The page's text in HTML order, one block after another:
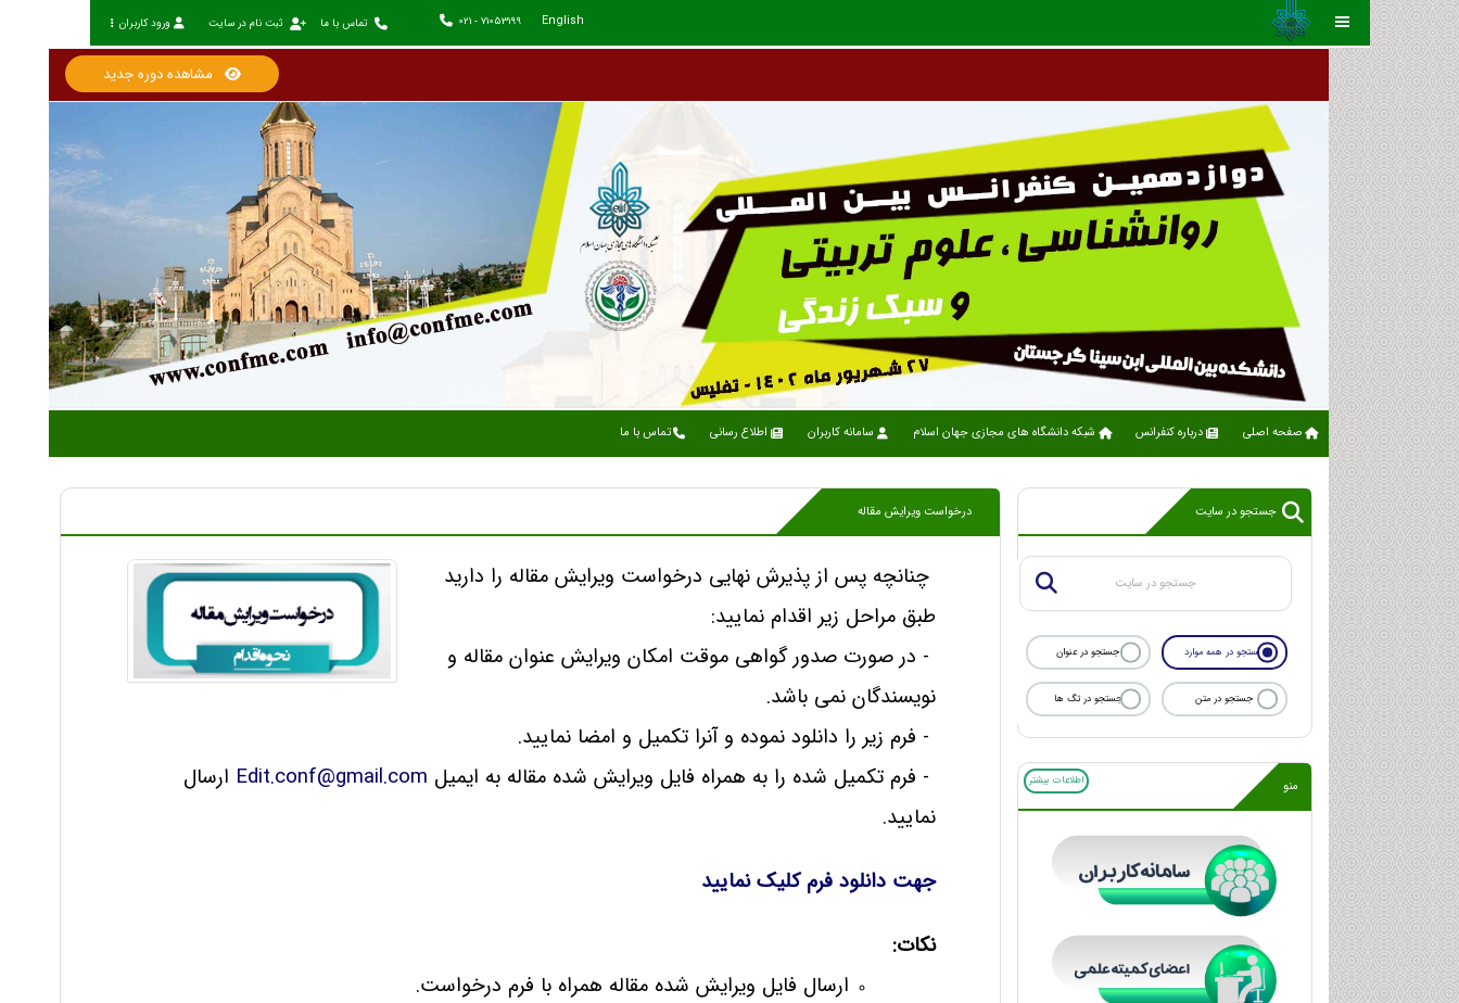
English
021 - 71053199 تماس با ما ثبت نام در سایت ورود کاربران
مشاهده دوره جدید
صفحه اصلی درباره کنفرانس شبکه دانشگاه های مجازی جهان اسلام سامانه کاربران اطلاع رسانی تماس با ما
جستجو در سایت
جستجو در همه موارد جستجو در عنوان
جستجو در متن جستجو در تگ ها
منو اطلاعات بیشتر
درخواست ویرایش مقاله
چنانچه پس از پذیرش نهایی درخواست ویرایش مقاله را دارید
طبق مراحل زیر اقدام نمایید:
- در صورت صدور گواهی موقت امکان ویرایش عنوان مقاله و
نویسندگان نمی باشد.
- فرم زیر را دانلود نموده و آنرا تکمیل و امضا نمایید.
- فرم تکمیل شده را به همراه فایل ویرایش شده مقاله به ایمیل Edit.conf@gmail.com ارسال
نمایید.
جهت دانلود فرم کلیک نمایید
نکات:
ارسال فایل ویرایش شده مقاله همراه با فرم درخواست.